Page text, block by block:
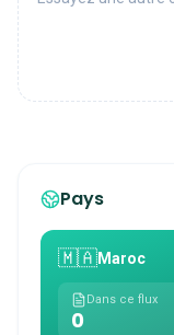
Pays
🇲🇦Maroc
Dans ce flux
0